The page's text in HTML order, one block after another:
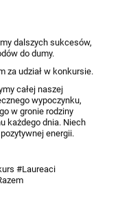
dalszych sukcesów,
do dumy.
za udział w konkursie.
całej naszej
wypoczynku,
w gronie rodziny
każdego dnia. Niech
energii.
#Laureaci